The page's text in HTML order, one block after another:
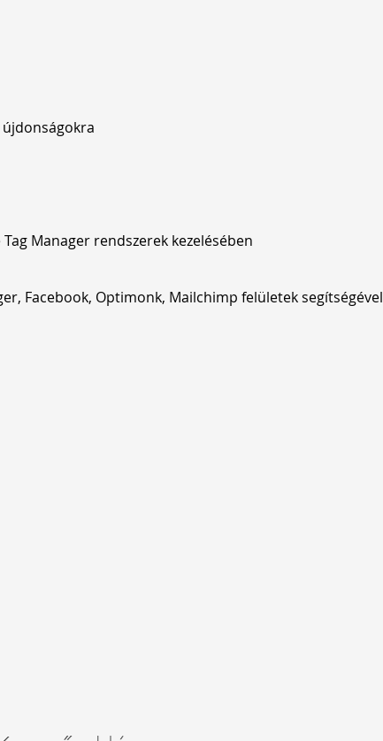
Manager rendszerek kezelésében
Facebook, Optimonk, Mailchimp felületek segítségével